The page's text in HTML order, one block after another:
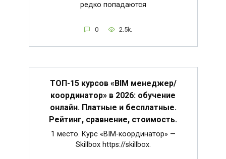
редко попадаются
0 2.5k.
ТОП-15 курсов «BIM менеджер/
координатор» в 2026: обучение
онлайн. Платные и бесплатные.
Рейтинг, сравнение, стоимость.
1 место. Курс «BIM-координатор» —
Skillbox https://skillbox.